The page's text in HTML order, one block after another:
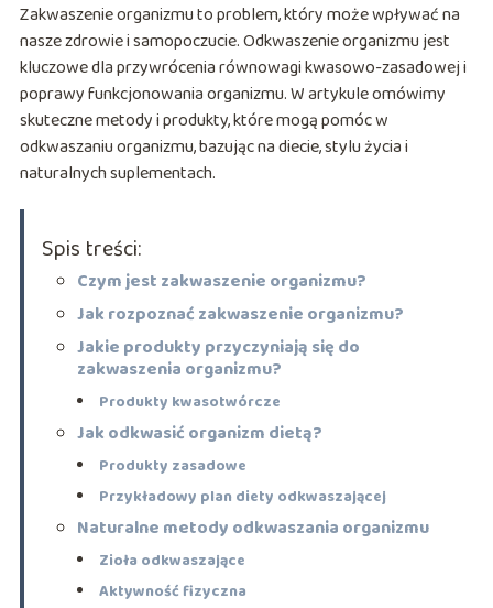
Zakwaszenie organizmu to problem, który może wpływać na
nasze zdrowie i samopoczucie. Odkwaszenie organizmu jest
kluczowe dla przywrócenia równowagi kwasowo-zasadowej i
poprawy funkcjonowania organizmu. W artykule omówimy
skuteczne metody i produkty, które mogą pomóc w
odkwaszaniu organizmu, bazując na diecie, stylu życia i
naturalnych suplementach.
Spis treści:
Czym jest zakwaszenie organizmu?
Jak rozpoznać zakwaszenie organizmu?
Jakie produkty przyczyniają się do
zakwaszenia organizmu?
Produkty kwasotwórcze
Jak odkwasić organizm dietą?
Produkty zasadowe
Przykładowy plan diety odkwaszającej
Naturalne metody odkwaszania organizmu
Zioła odkwaszające
Aktywność fizyczna